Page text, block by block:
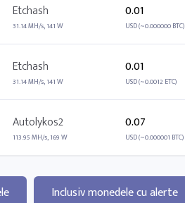
Etchash
31.14 MH/s, 141 W
0.01
USD (~0.000000 BTC)
Etchash
31.14 MH/s, 141 W
0.01
USD (~0.0012 ETC)
Autolykos2
113.95 MH/s, 169 W
0.07
USD (~0.000001 BTC)
Inclusiv monedele cu alerte